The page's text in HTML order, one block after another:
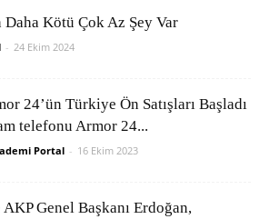
Daha Kötü Çok Az Şey Var
- 24 Ekim 2024
24’ün Türkiye Ön Satışları Başladı
telefonu Armor 24...
Portal - 16 Ekim 2023
Genel Başkanı Erdoğan,